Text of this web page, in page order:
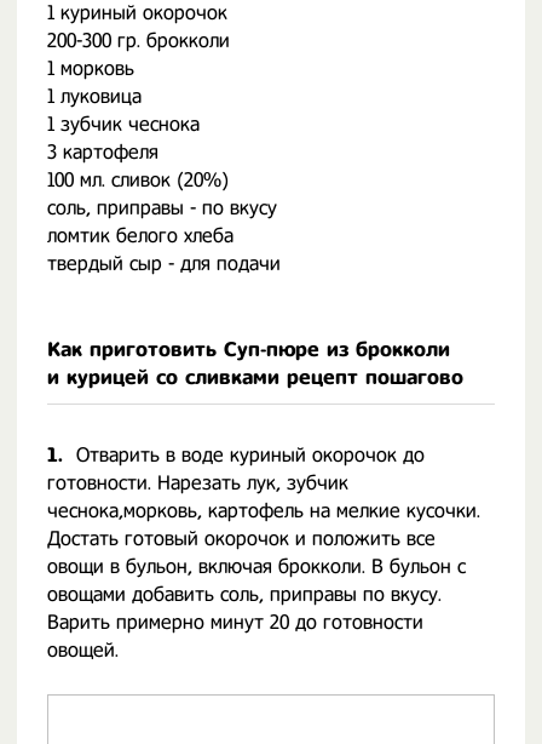
1 куриный окорочок
200-300 гр. брокколи
1 морковь
1 луковица
1 зубчик чеснока
3 картофеля
100 мл. сливок (20%)
соль, приправы - по вкусу
ломтик белого хлеба
твердый сыр - для подачи
Как приготовить Суп-пюре из брокколи
и курицей со сливками рецепт пошагово
1. Отварить в воде куриный окорочок до
готовности. Нарезать лук, зубчик
чеснока,морковь, картофель на мелкие кусочки.
Достать готовый окорочок и положить все
овощи в бульон, включая брокколи. В бульон с
овощами добавить соль, приправы по вкусу.
Варить примерно минут 20 до готовности
овощей.